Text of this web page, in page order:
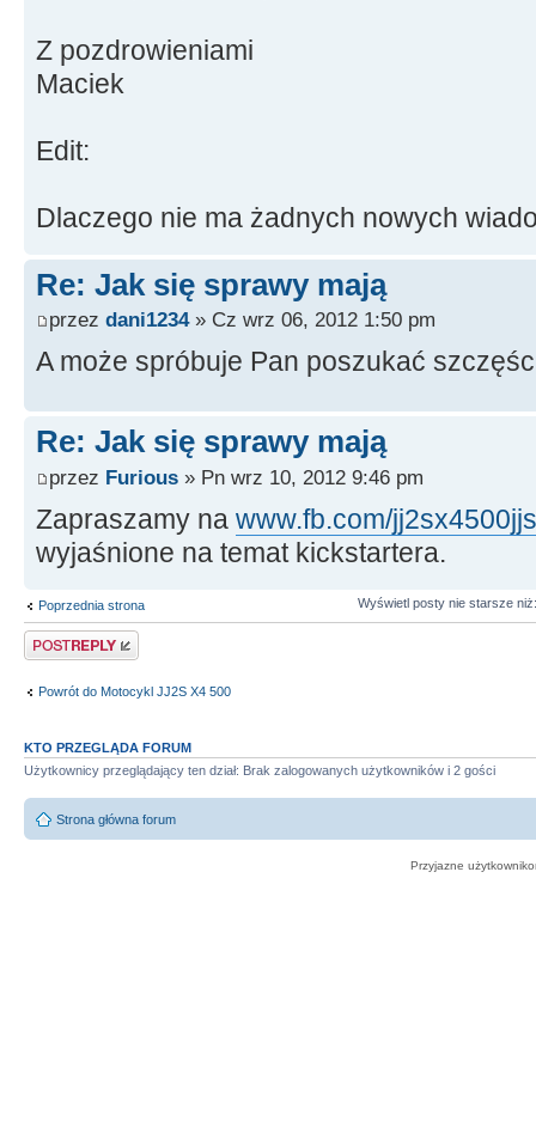
Z pozdrowieniami
Maciek
Edit:
Dlaczego nie ma żadnych nowych
Re: Jak się sprawy mają
przez dani1234» Cz wrz 06, 2012 1:50 pm
A może spróbuje Pan poszukać
Re: Jak się sprawy mają
przez Furious » Pn wrz 10, 2012 9:46 pm
Zapraszamy na www.fb.com/
wyjaśnione na temat kickstartera.
Poprzednia strona Wyświetl posty nie starsze
Odpowiedz
Powrót do Motocykl JJ2S X4 500
KTO PRZEGLĄDA FORUM
Użytkownicy przeglądający ten dział: Brak zalogowanych użytkowników i 2 gości
Strona główna forum
Przyjazne